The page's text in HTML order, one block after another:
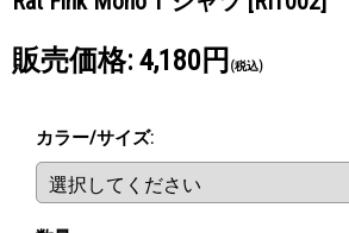
販売価格: 4,180円 (税込)
カラー/サイズ: